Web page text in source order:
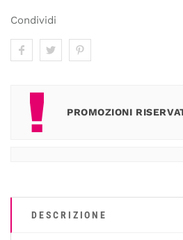
Condividi
PROMOZIONI
DESCRIZIONE